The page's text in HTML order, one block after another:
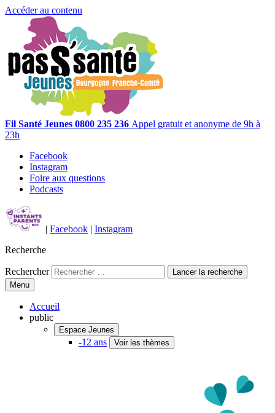
Accéder au contenu
Fil Santé Jeunes 0800 235 236 Appel gratuit et anonyme de 9h à
23h
Facebook
Instagram
Foire aux questions
Podcasts
| Facebook | Instagram
Recherche
Rechercher
Lancer la recherche
Menu
Accueil
public
Espace Jeunes
-12 ans Voir les thèmes